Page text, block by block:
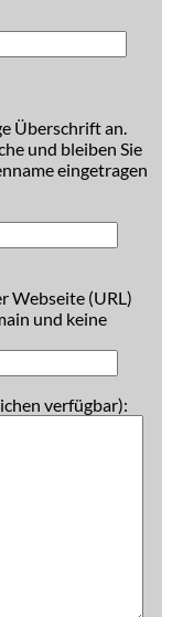
Überschrift an.
und bleiben Sie
eingetragen
Webseite (URL)
und keine
verfügbar):